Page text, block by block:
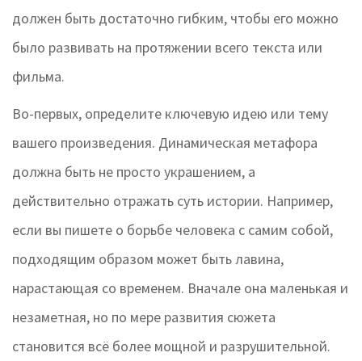
должен быть достаточно гибким, чтобы его можно
было развивать на протяжении всего текста или
фильма.
Во-первых, определите ключевую идею или тему
вашего произведения. Динамическая метафора
должна быть не просто украшением, а
действительно отражать суть истории. Например,
если вы пишете о борьбе человека с самим собой,
подходящим образом может быть лавина,
нарастающая со временем. Вначале она маленькая и
незаметная, но по мере развития сюжета
становится всё более мощной и разрушительной.